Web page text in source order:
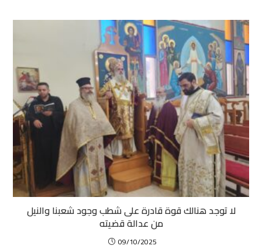
لا توجد هنالك قوة قادرة على شطب وجود شعبنا والنيل
من عدالة قضيته
09/10/2025